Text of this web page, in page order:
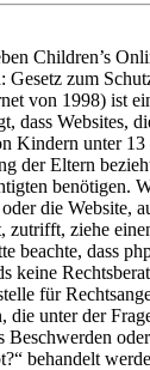
Children’s
Gesetz zum
von 1998) ist
dass Websites,
Kindern unter 13
der Eltern
benötigen.
die Website,
zutrifft, ziehe
beachte, dass
keine
für
die unter der
Beschwerden
behandelt